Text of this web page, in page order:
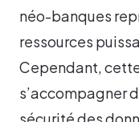
néo-banques
ressources
Cependant,
s’accompagner